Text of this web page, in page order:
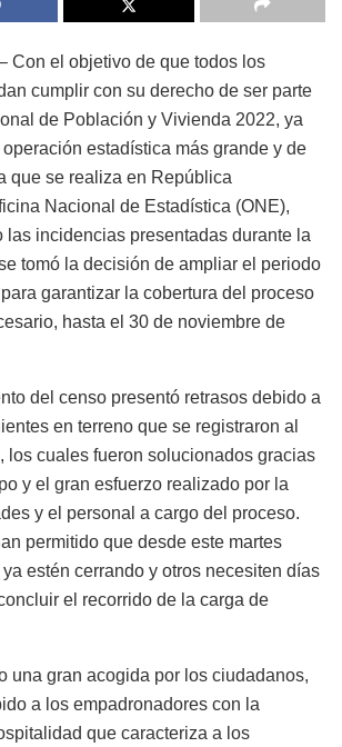
Con el objetivo de que todos los
cumplir con su derecho de ser parte
de Población y Vivienda 2022, ya
estadística más grande y de
que se realiza en República
Nacional de Estadística (ONE),
las incidencias presentadas durante la
tomó la decisión de ampliar el periodo
garantizar la cobertura del proceso
hasta el 30 de noviembre de
del censo presentó retrasos debido a
en terreno que se registraron al
los cuales fueron solucionados gracias
y el gran esfuerzo realizado por la
y el personal a cargo del proceso.
permitido que desde este martes
estén cerrando y otros necesiten días
el recorrido de la carga de
una gran acogida por los ciudadanos,
a los empadronadores con la
que caracteriza a los